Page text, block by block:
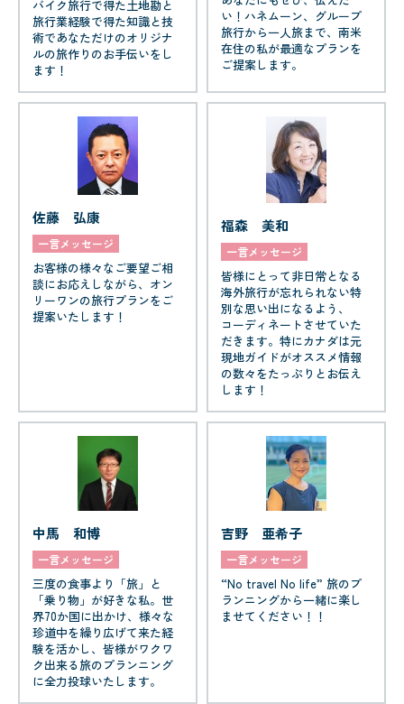
バイク旅行で得た土地勘と
旅行業経験で得た知識と技
術であなただけのオリジナ
ルの旅作りのお手伝いをし
ます！
い！ハネムーン、グループ
旅行から一人旅まで、南米
在住の私が最適なプランを
ご提案します。
佐藤 弘康
一言メッセージ
お客様の様々なご要望ご相
談にお応えしながら、オン
リーワンの旅行プランをご
提案いたします！
福森 美和
一言メッセージ
皆様にとって非日常となる
海外旅行が忘れられない特
別な思い出になるよう、
コーディネートさせていた
だきます。特にカナダは元
現地ガイドがオススメ情報
の数々をたっぷりとお伝え
します！
中馬 和博
一言メッセージ
三度の食事より「旅」と
「乗り物」が好きな私。世
界70か国に出かけ、様々な
珍道中を繰り広げて来た経
験を活かし、皆様がワクワ
ク出来る旅のプランニング
に全力投球いたします。
吉野 亜希子
一言メッセージ
“No travel No life” 旅のプ
ランニングから一緒に楽し
ませてください！！